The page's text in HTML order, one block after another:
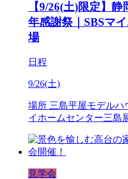
【9/26(土)限定】
年感謝祭｜SBSマ
場
日程
9/26(土)
場所 三島平屋モデルハ
イホームセンター三島
見学会